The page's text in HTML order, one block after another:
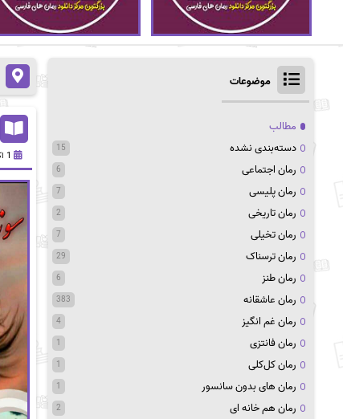
1 اکتبر 2020
موضوعات
مطالب
دسته‌بندی نشده
15
رمان اجتماعی 6
رمان پلیسی 7
رمان تاریخی 2
رمان تخیلی 7
رمان ترسناک 29
رمان طنز 6
رمان عاشقانه 383
رمان غم انگیز 4
رمان فانتزی 1
رمان کل‌کلی 1
رمان های بدون سانسور 1
رمان هم خانه ای 2